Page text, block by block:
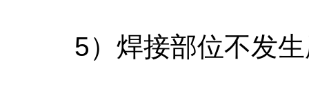
5）焊接部位不发生